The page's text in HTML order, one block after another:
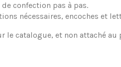
confection pas à pas.
nécessaires, encoches et
le catalogue, et non attaché au